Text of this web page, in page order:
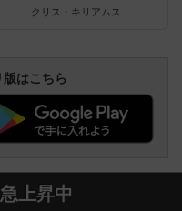
クリス・キリアムス
はこちら
上昇中